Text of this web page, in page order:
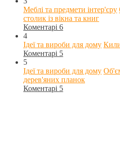
Меблі та предмети інтер'єру
столик із вікна та книг
Коментарі 6
4
Ідеї та вироби для дому
Коментарі 5
5
Ідеї та вироби для дому
дерев'яних планок
Коментарі 5